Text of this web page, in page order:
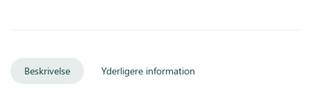
Beskrivelse Yderligere information